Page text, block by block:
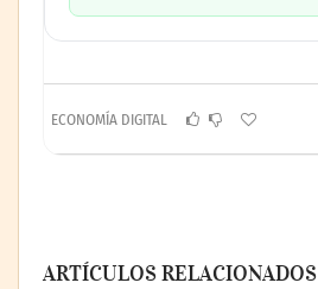
ECONOMÍA DIGITAL
ARTÍCULOS RELACIONADOS